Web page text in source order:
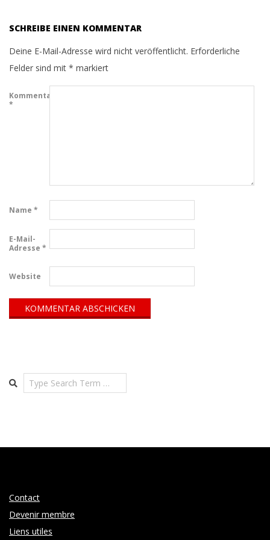
SCHREIBE EINEN KOMMENTAR
Deine E-Mail-Adresse wird nicht veröffentlicht. Erforderliche
Felder sind mit * markiert
Kommentar
*
Name *
E-Mail-
Adresse *
Website
Contact
Devenir membre
Liens utiles